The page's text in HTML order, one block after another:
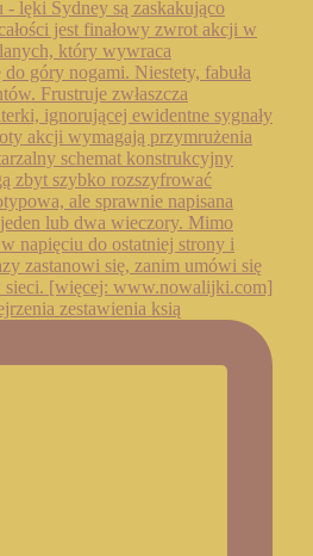
zestawienia ksią